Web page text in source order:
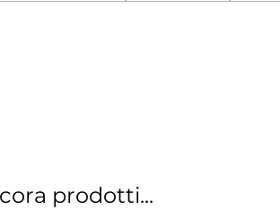
prodotti...